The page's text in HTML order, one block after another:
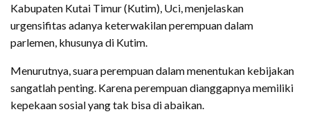
Kabupaten Kutai Timur (Kutim), Uci, menjelaskan
urgensifitas adanya keterwakilan perempuan dalam
parlemen, khusunya di Kutim.
Menurutnya, suara perempuan dalam menentukan kebijakan
sangatlah penting. Karena perempuan dianggapnya memiliki
kepekaan sosial yang tak bisa di abaikan.